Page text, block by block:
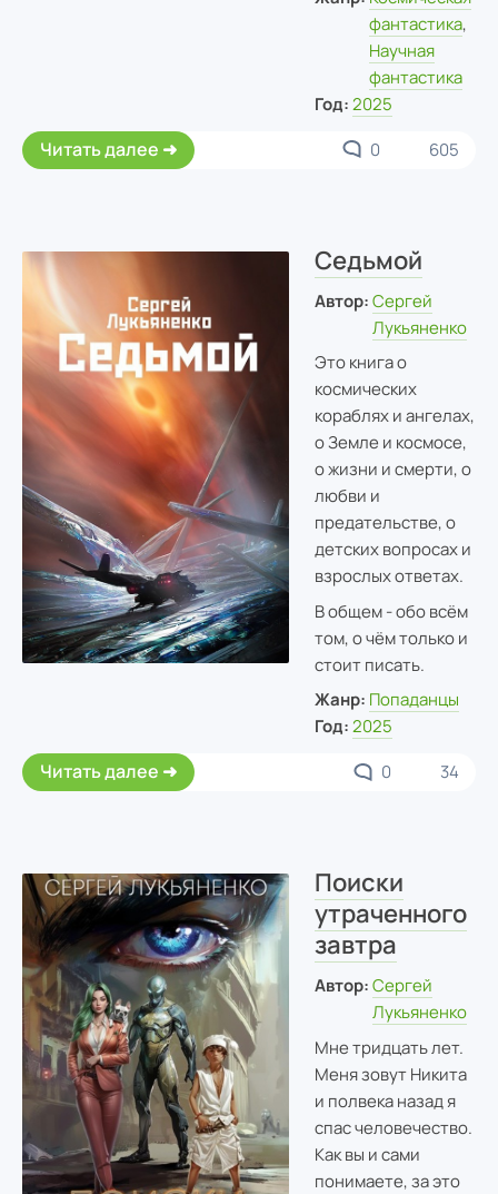
фантастика,
Научная
фантастика
Год: 2025
Читать далее 0 605
Седьмой
Автор: Сергей
Лукьяненко
Это книга о
космических
кораблях и ангелах,
о Земле и космосе,
о жизни и смерти, о
любви и
предательстве, о
детских вопросах и
взрослых ответах.
В общем - обо всём
том, о чём только и
стоит писать.
Жанр: Попаданцы
Год: 2025
Читать далее 0 34
Поиски
утраченного
завтра
Автор: Сергей
Лукьяненко
Мне тридцать лет.
Меня зовут Никита
и полвека назад я
спас человечество.
Как вы и сами
понимаете, за это